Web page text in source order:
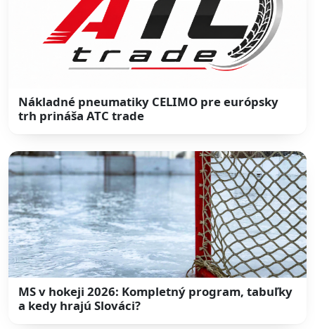
Nákladné pneumatiky CELIMO pre európsky
trh prináša ATC trade
MS v hokeji 2026: Kompletný program, tabuľky
a kedy hrajú Slováci?